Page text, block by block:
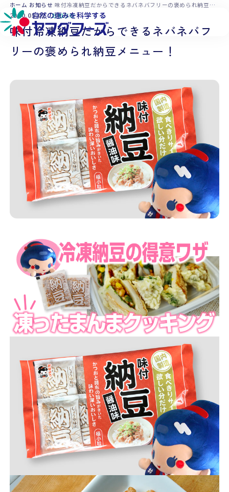
本文へ移動
ホーム お知らせ 味付冷凍納豆だからできるネバネバフリーの褒められ納豆メニュー！
2020.05.01 お知らせ
味付冷凍納豆だからできるネバネバフ
リーの褒められ納豆メニュー！